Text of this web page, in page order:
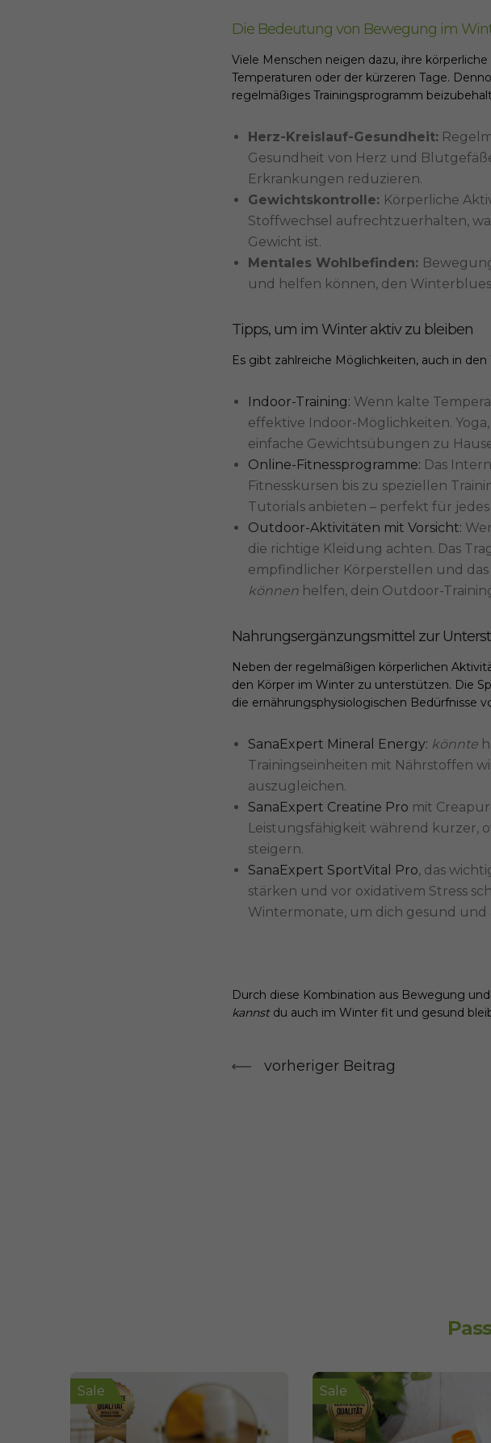
Die Bedeutung von Bewegung im
Viele Menschen neigen dazu, ihre
Temperaturen oder der kürzeren Tage.
regelmäßiges Trainingsprogramm
Herz-Kreislauf-Gesundheit:
Gesundheit von Herz und
Erkrankungen reduzieren.
Gewichtskontrolle: Körperliche
Stoffwechsel aufrechtzuerhalten,
Gewicht ist.
Mentales Wohlbefinden:
und helfen können, den
Tipps, um im Winter aktiv zu bleiben
Es gibt zahlreiche Möglichkeiten, auch in
Indoor-Training: Wenn kalte
effektive Indoor-Möglichkeiten.
einfache Gewichtsübungen zu
Online-Fitnessprogramme: Das
Fitnesskursen bis zu speziellen
Tutorials anbieten – perfekt für jedes
Outdoor-Aktivitäten mit Vorsicht:
die richtige Kleidung achten. Das
empfindlicher Körperstellen und
können helfen, dein Outdoor-
Nahrungsergänzungsmittel zur
Neben der regelmäßigen körperlichen
den Körper im Winter zu unterstützen. Die
die ernährungsphysiologischen Bedürfnisse
SanaExpert Mineral Energy: könnte
Trainingseinheiten mit Nährstoffen
auszugleichen.
SanaExpert Creatine Pro mit
Leistungsfähigkeit während kurzer,
steigern.
SanaExpert SportVital Pro, das
stärken und vor oxidativem Stress
Wintermonate, um dich gesund und
Durch diese Kombination aus Bewegung
kannst du auch im Winter fit und gesund
vorheriger Beitrag
Sale Sale